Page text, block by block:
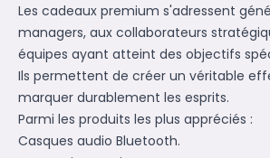
Les cadeaux premium s'adressent
managers, aux collaborateurs
équipes ayant atteint des objectifs
Ils permettent de créer un véritable
marquer durablement les esprits.
Parmi les produits les plus appréciés :
Casques audio Bluetooth.